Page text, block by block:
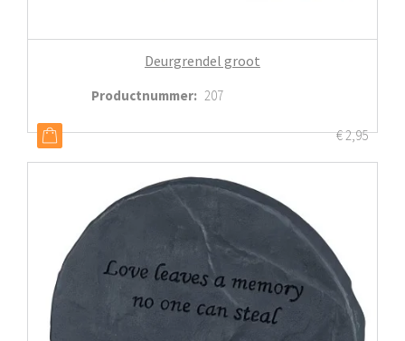
Deurgrendel groot
Productnummer: 207
€2,95